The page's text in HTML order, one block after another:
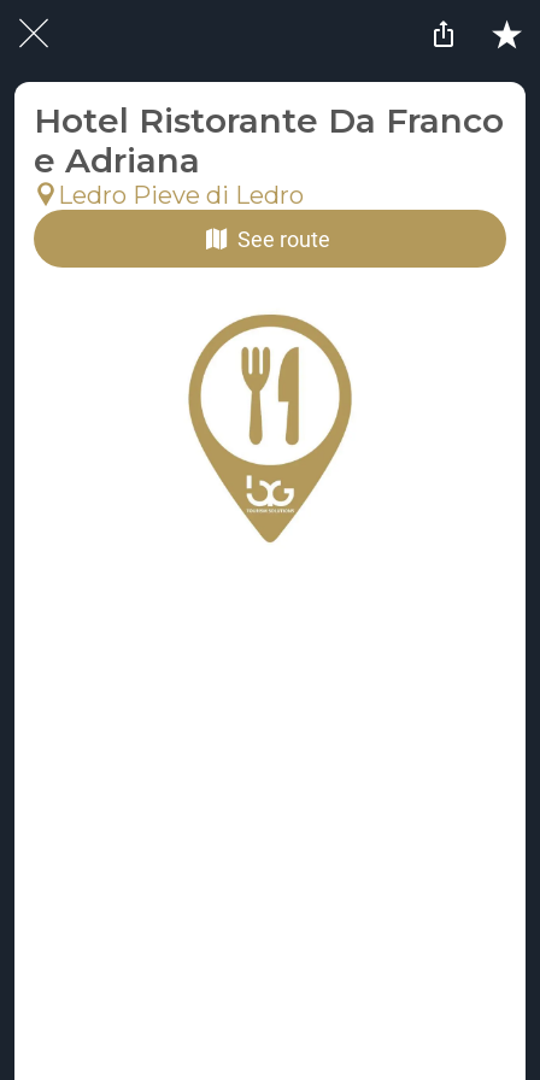
Hotel Ristorante Da Franco
e Adriana
Ledro Pieve di Ledro
See route